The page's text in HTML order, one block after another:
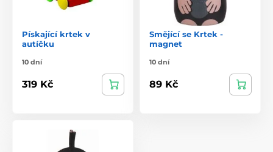
Pískající krtek v
autíčku
10 dní
319 Kč
Smějící se Krtek -
magnet
10 dní
89 Kč